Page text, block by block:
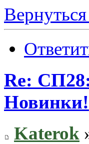
Re:
Новинки!
Katerok